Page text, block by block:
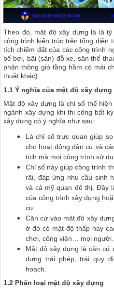
Theo đó, mật độ xây dựng là là
công trình kiến trúc trên tổng diện
tích chiếm đất của các công trình
bể bơi, bãi (sân) đỗ xe, sân thể
phận thông gió tầng hầm có mái
thuật khác)
1.1 Ý nghĩa của mật độ xây dựng
Mật độ xây dựng là chỉ số thể
ngành xây dựng khi thi công bất
xây dựng có ý nghĩa như sau:
Là chỉ số trực quan giúp
cho hoạt động dân cư và
tích mà mọi công trình sử
Chỉ số này giúp công trình
rãi, đáp ứng nhu cầu sinh
và cả mỹ quan đô thị. Đây
của công trình xây dựng
cư.
Căn cứ vào mật độ xây
ở đó có mật độ thấp hay
chơi, công viên… mọi người.
Mật độ xây dựng là căn
dựng trái phép, trái quy
hoạch.
1.2 Phân loại mật độ xây dựng